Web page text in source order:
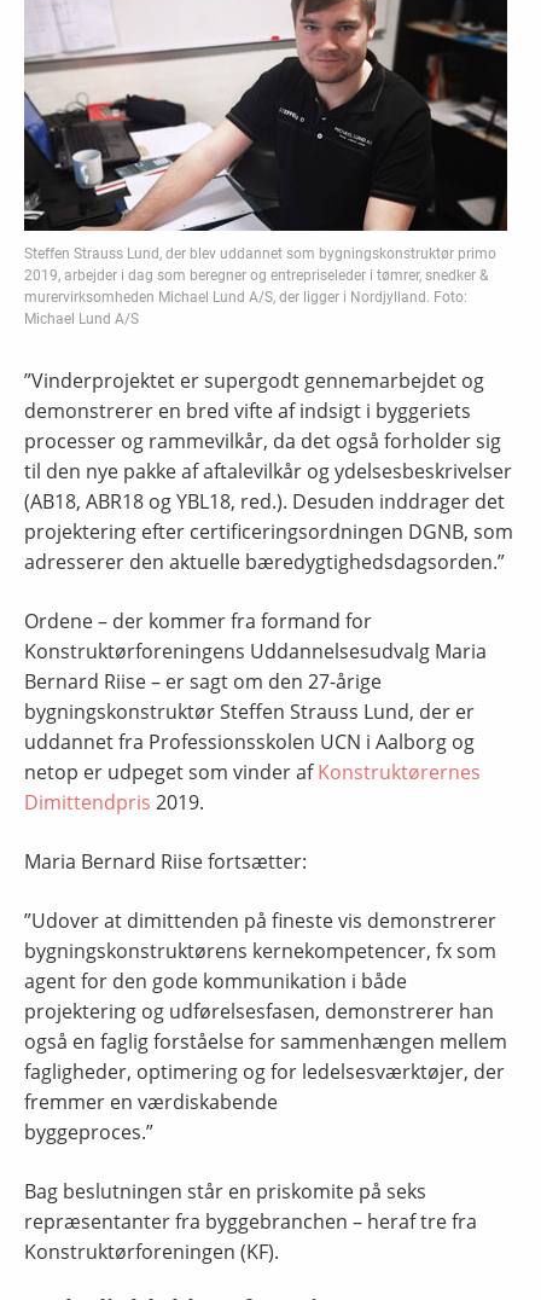
Steffen Strauss Lund, der blev uddannet som bygningskonstruktør primo
2019, arbejder i dag som beregner og entrepriseleder i tømrer, snedker &
murervirksomheden Michael Lund A/S, der ligger i Nordjylland. Foto:
Michael Lund A/S
”Vinderprojektet er supergodt gennemarbejdet og
demonstrerer en bred vifte af indsigt i byggeriets
processer og rammevilkår, da det også forholder sig
til den nye pakke af aftalevilkår og ydelsesbeskrivelser
(AB18, ABR18 og YBL18, red.). Desuden inddrager det
projektering efter certificeringsordningen DGNB, som
adresserer den aktuelle bæredygtighedsdagsorden.”
Ordene – der kommer fra formand for
Konstruktørforeningens Uddannelsesudvalg Maria
Bernard Riise – er sagt om den 27-årige
bygningskonstruktør Steffen Strauss Lund, der er
uddannet fra Professionsskolen UCN i Aalborg og
netop er udpeget som vinder afKonstruktørernes
Dimittendpris 2019.
Maria Bernard Riise fortsætter:
”Udover at dimittenden på fineste vis demonstrerer
bygningskonstruktørens kernekompetencer, fx som
agent for den gode kommunikation i både
projektering og udførelsesfasen, demonstrerer han
også en faglig forståelse for sammenhængen mellem
fagligheder, optimering og for ledelsesværktøjer, der
fremmer en værdiskabende
byggeproces.”
Bag beslutningen står en priskomite på seks
repræsentanter fra byggebranchen – heraf tre fra
Konstruktørforeningen (KF).